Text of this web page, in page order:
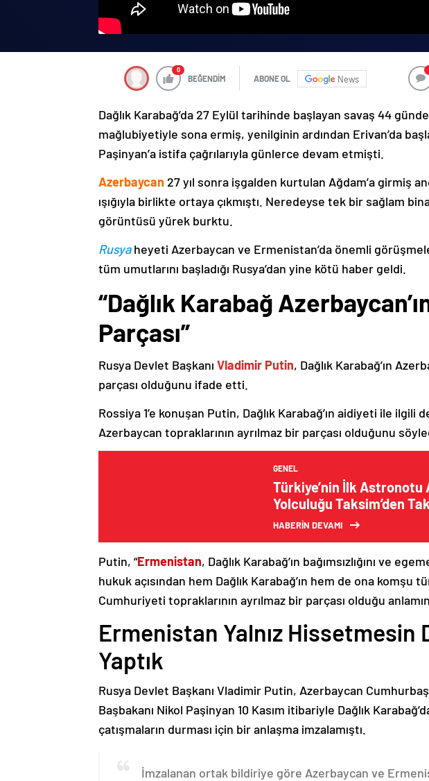
0
BEĞENDİM ABONE OL News
Dağlık Karabağ’da 27 Eylül tarihinde başlayan savaş 44
mağlubiyetiyle sona ermiş, yenilginin ardından Erivan’da
Paşinyan’a istifa çağrılarıyla günlerce devam etmişti.
Azerbaycan 27 yıl sonra işgalden kurtulan Ağdam’a girmiş
ışığıyla birlikte ortaya çıkmıştı. Neredeyse tek bir sağlam
görüntüsü yürek burktu.
Rusyaheyeti Azerbaycan ve Ermenistan’da önemli
tüm umutlarını başladığı Rusya’dan yine kötü haber geldi.
“Dağlık Karabağ
Parçası”
Rusya Devlet Başkanı Vladimir Putin, Dağlık Karabağ’ın
parçası olduğunu ifade etti.
Rossiya 1’e konuşan Putin, Dağlık Karabağ’ın aidiyeti ile
Azerbaycan topraklarının ayrılmaz bir parçası olduğunu
GENEL
Türkiye’nin İlk Astronotu
Yolculuğu Taksim’den
HABERİN DEVAMI
Putin, “Ermenistan, Dağlık Karabağ’ın bağımsızlığını ve
hukuk açısından hem Dağlık Karabağ’ın hem de ona komşu
Cumhuriyeti topraklarının ayrılmaz bir parçası olduğu
Ermenistan Yalnız Hissetmesin
Yaptık
Rusya Devlet Başkanı Vladimir Putin, Azerbaycan
Başbakanı Nikol Paşinyan 10 Kasım itibariyle Dağlık
çatışmaların durması için bir anlaşma imzalamıştı.
İmzalanan ortak bildiriye göre Azerbaycan ve